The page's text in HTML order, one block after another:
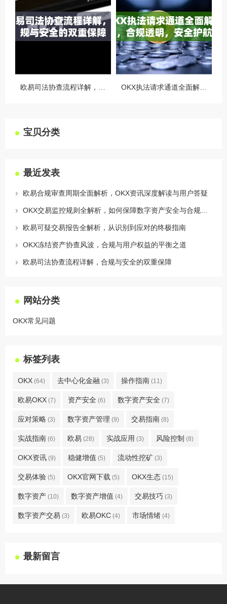
宝贝分类
最近发表
欧易合规审查周期全面解析，OKX资讯深度解读与用户答疑
欧易可疑交易报告全解析，从识别到应对的终极指南
OKX冻结资产协查风波，合规与用户权益的平衡之道
欧易司法协查流程详解，合规与安全的双重保障
网站分类
OKX常见问题
标签列表
OKX (64) 去中心化金融 (3) 操作指南 (11)
欧易OKX (7) 资产安全 (6) 数字资产安全 (7)
应对策略 (3) 数字资产管理 (9) 交易指南 (8)
实战指南 (6) 欧易 (28) 实战应用 (3) 风险控制 (8)
OKX资讯 (9) 稳健增值 (5) 流动性挖矿 (3)
交易体验 (5) OKX官网下载 (5) OKX生态 (15)
数字资产 (10) 数字资产增值 (4) 交易技巧 (3)
数字资产交易 (3) 欧易OKC (4) 市场情绪 (4)
最新留言